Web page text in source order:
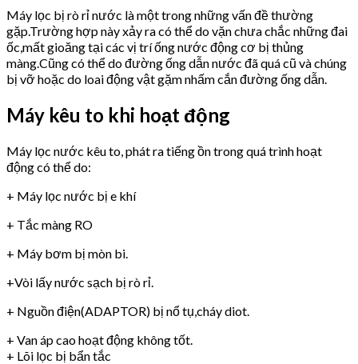
Máy lọc bị rò rỉ nước là một trong những vấn đề thường
gặp.Trường hợp này xảy ra có thể do vặn chưa chắc những đai
ốc,mất gioăng tại các vị trí ống nước động cơ bị thủng
màng.Cũng có thể do đường ống dẫn nước đã quá cũ và chúng
bị vỡ hoặc do loai động vật gặm nhấm cắn đường ống dẫn.
Máy kêu to khi hoạt động
Máy lọc nước kêu to, phát ra tiếng ồn trong quá trình hoạt
động có thể do:
+ Máy lọc nước bị e khí
+ Tắc màng RO
+ Máy bơm bị mòn bi.
+Vòi lấy nước sạch bị rò rỉ.
+ Nguồn điện(ADAPTOR) bị nổ tụ,cháy diot.
+ Van áp cao hoạt động không tốt.
+ Lõi lọc bị bẩn tắc